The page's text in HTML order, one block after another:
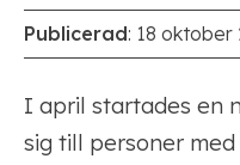
Publicerad: 18 oktober
I april startades en
sig till personer